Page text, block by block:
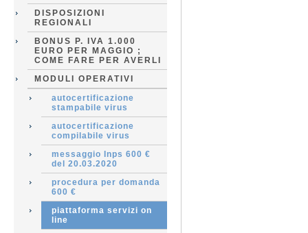
DISPOSIZIONI
REGIONALI
BONUS P. IVA 1.000
EURO PER MAGGIO ;
COME FARE PER AVERLI
MODULI OPERATIVI
autocertificazione
stampabile virus
autocertificazione
compilabile virus
messaggio Inps 600 €
del 20.03.2020
procedura per domanda
600 €
piattaforma servizi on
line